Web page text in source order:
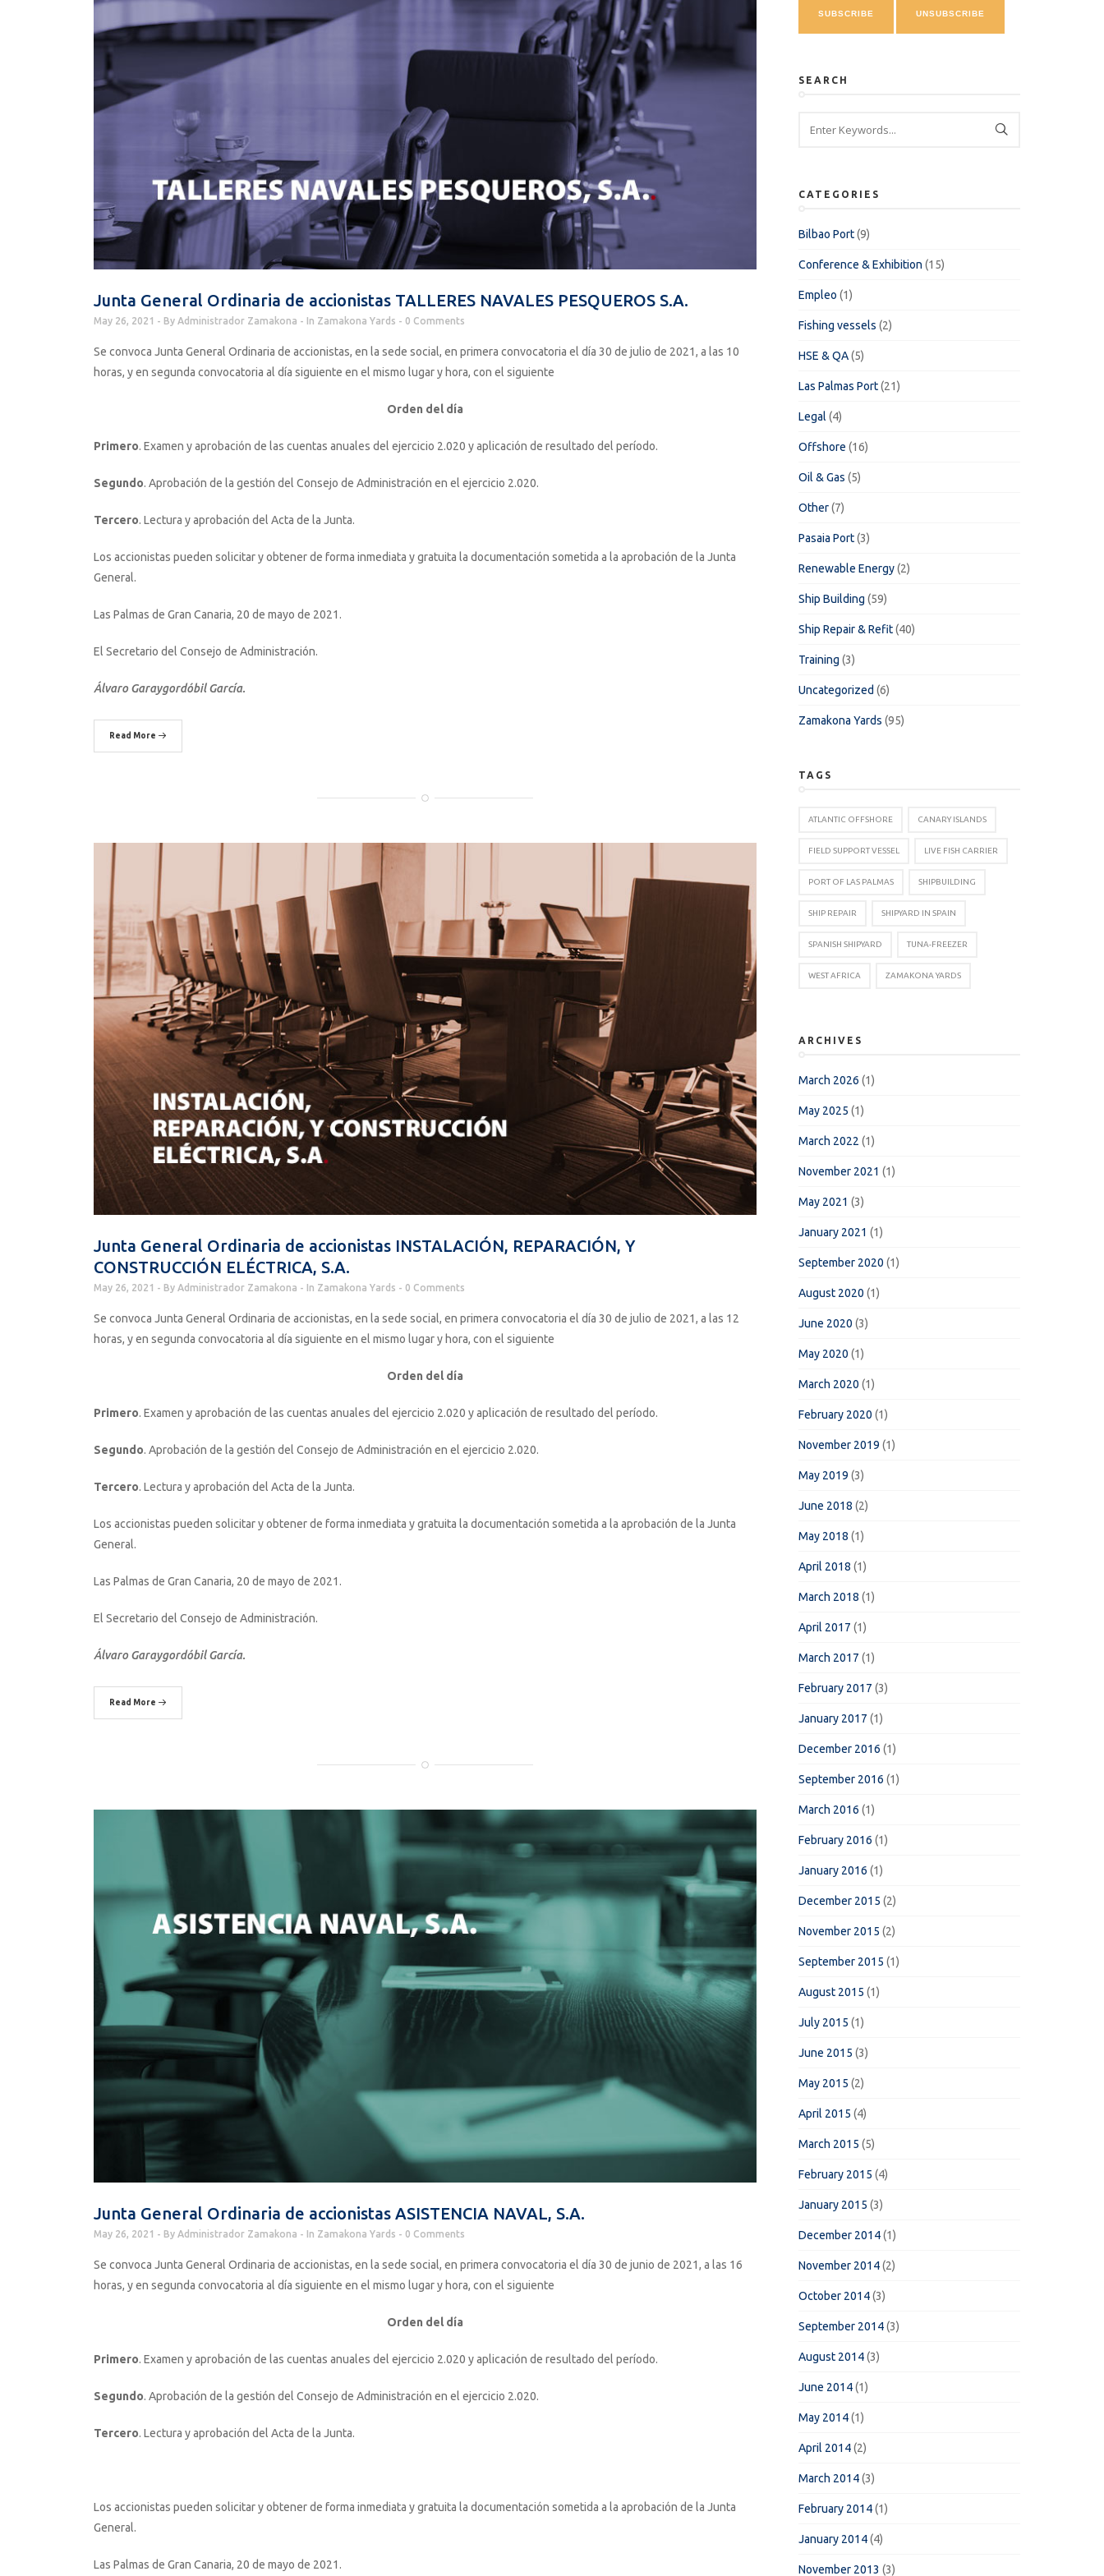
Junta General Ordinaria de accionistas TALLERES NAVALES PESQUEROS S.A.
May 26, 2021 By Administrador Zamakona In Zamakona Yards 0 Comments
Se convoca Junta General Ordinaria de accionistas, en la sede social, en primera convocatoria el día 30 de julio de 2021, a las 10
horas, y en segunda convocatoria al día siguiente en el mismo lugar y hora, con el siguiente
Orden del día
Primero. Examen y aprobación de las cuentas anuales del ejercicio 2.020 y aplicación de resultado del período.
Segundo. Aprobación de la gestión del Consejo de Administración en el ejercicio 2.020.
Tercero. Lectura y aprobación del Acta de la Junta.
Los accionistas pueden solicitar y obtener de forma inmediata y gratuita la documentación sometida a la aprobación de la Junta
General.
Las Palmas de Gran Canaria, 20 de mayo de 2021.
El Secretario del Consejo de Administración.
Álvaro Garaygordóbil García.
Read More
Junta General Ordinaria de accionistas INSTALACIÓN, REPARACIÓN, Y
CONSTRUCCIÓN ELÉCTRICA, S.A.
May 26, 2021 By Administrador Zamakona In Zamakona Yards 0 Comments
Se convoca Junta General Ordinaria de accionistas, en la sede social, en primera convocatoria el día 30 de julio de 2021, a las 12
horas, y en segunda convocatoria al día siguiente en el mismo lugar y hora, con el siguiente
Orden del día
Primero. Examen y aprobación de las cuentas anuales del ejercicio 2.020 y aplicación de resultado del período.
Segundo. Aprobación de la gestión del Consejo de Administración en el ejercicio 2.020.
Tercero. Lectura y aprobación del Acta de la Junta.
Los accionistas pueden solicitar y obtener de forma inmediata y gratuita la documentación sometida a la aprobación de la Junta
General.
Las Palmas de Gran Canaria, 20 de mayo de 2021.
El Secretario del Consejo de Administración.
Álvaro Garaygordóbil García.
Read More
Junta General Ordinaria de accionistas ASISTENCIA NAVAL, S.A.
May 26, 2021 By Administrador Zamakona In Zamakona Yards 0 Comments
Se convoca Junta General Ordinaria de accionistas, en la sede social, en primera convocatoria el día 30 de junio de 2021, a las 16
horas, y en segunda convocatoria al día siguiente en el mismo lugar y hora, con el siguiente
Orden del día
Primero. Examen y aprobación de las cuentas anuales del ejercicio 2.020 y aplicación de resultado del período.
Segundo. Aprobación de la gestión del Consejo de Administración en el ejercicio 2.020.
Tercero. Lectura y aprobación del Acta de la Junta.
Los accionistas pueden solicitar y obtener de forma inmediata y gratuita la documentación sometida a la aprobación de la Junta
General.
Las Palmas de Gran Canaria, 20 de mayo de 2021.
SEARCH
CATEGORIES
Bilbao Port(9)
Conference & Exhibition (15)
Empleo (1)
Fishing vessels (2)
HSE & QA(5)
Las Palmas Port(21)
Legal (4)
Offshore (16)
Oil & Gas (5)
Other(7)
Pasaia Port(3)
Renewable Energy(2)
Ship Building (59)
Ship Repair & Refit(40)
Training (3)
Uncategorized (6)
Zamakona Yards (95)
TAGS
ATLANTIC OFFSHORE CANARY ISLANDS
FIELD SUPPORT VESSEL LIVE FISH CARRIER
PORT OF LAS PALMAS SHIPBUILDING
SHIP REPAIR SHIPYARD IN SPAIN
SPANISH SHIPYARD TUNA-FREEZER
WEST AFRICA ZAMAKONA YARDS
ARCHIVES
March 2026 (1)
May 2025 (1)
March 2022 (1)
November 2021 (1)
May 2021 (3)
January 2021 (1)
September 2020 (1)
August 2020 (1)
June 2020 (3)
May 2020 (1)
March 2020 (1)
February 2020 (1)
November 2019 (1)
May 2019 (3)
June 2018 (2)
May 2018 (1)
April 2018 (1)
March 2018 (1)
April 2017 (1)
March 2017 (1)
February 2017 (3)
January 2017 (1)
December 2016 (1)
September 2016 (1)
March 2016 (1)
February 2016 (1)
January 2016 (1)
December 2015 (2)
November 2015 (2)
September 2015 (1)
August 2015 (1)
July 2015 (1)
June 2015 (3)
May 2015 (2)
April 2015 (4)
March 2015 (5)
February 2015 (4)
January 2015 (3)
December 2014(1)
November 2014(2)
October 2014(3)
September 2014(3)
August 2014(3)
June 2014(1)
May 2014(1)
April 2014(2)
March 2014(3)
February 2014(1)
January 2014(4)
November 2013 (3)